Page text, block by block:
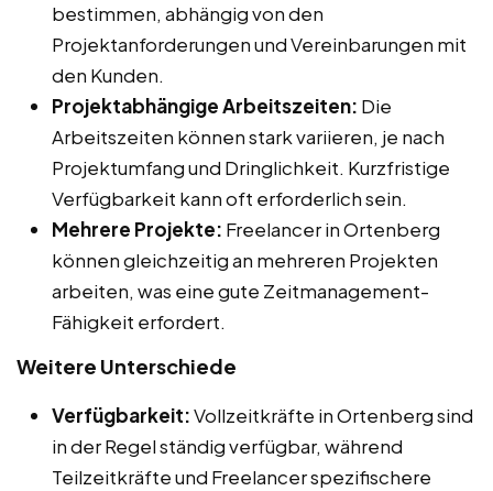
bestimmen, abhängig von den
Projektanforderungen und Vereinbarungen mit
den Kunden.
Projektabhängige Arbeitszeiten: Die
Arbeitszeiten können stark variieren, je nach
Projektumfang und Dringlichkeit. Kurzfristige
Verfügbarkeit kann oft erforderlich sein.
Mehrere Projekte: Freelancer in Ortenberg
können gleichzeitig an mehreren Projekten
arbeiten, was eine gute Zeitmanagement-
Fähigkeit erfordert.
Weitere Unterschiede
Verfügbarkeit:Vollzeitkräfte in Ortenberg sind
in der Regel ständig verfügbar, während
Teilzeitkräfte und Freelancer spezifischere